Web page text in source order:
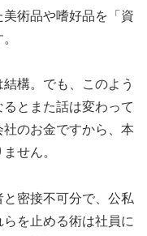
術品や嗜好品を「資
構。でも、このよう
とまた話は変わって
のお金ですから、本
せん。
密接不可分で、公私
を止める術は社員に